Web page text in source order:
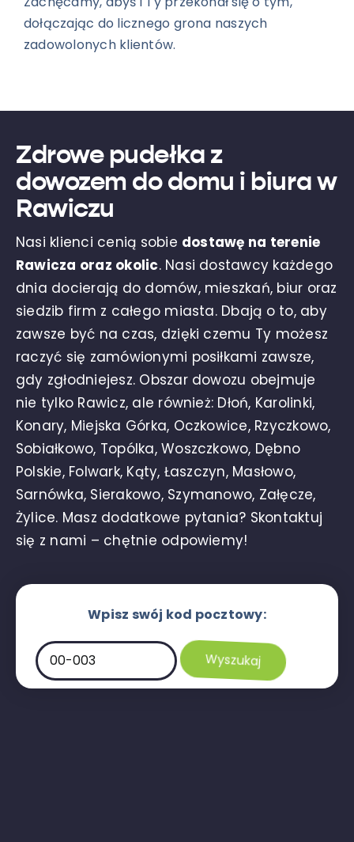
dołączając do licznego grona naszych
zadowolonych klientów.
Zdrowe pudełka z
dowozem do domu i biura w
Rawiczu
Nasi klienci cenią sobie dostawę na terenie
Rawicza oraz okolic. Nasi dostawcy każdego
dnia docierają do domów, mieszkań, biur oraz
siedzib firm z całego miasta. Dbają o to, aby
zawsze być na czas, dzięki czemu Ty możesz
raczyć się zamówionymi posiłkami zawsze,
gdy zgłodniejesz. Obszar dowozu obejmuje
nie tylko Rawicz, ale również: Dłoń, Karolinki,
Konary, Miejska Górka, Oczkowice, Rzyczkowo,
Sobiałkowo, Topólka, Woszczkowo, Dębno
Polskie, Folwark, Kąty, Łaszczyn, Masłowo,
Sarnówka, Sierakowo, Szymanowo, Załęcze,
Żylice. Masz dodatkowe pytania? Skontaktuj
się z nami – chętnie odpowiemy!
Wpisz swój kod pocztowy: